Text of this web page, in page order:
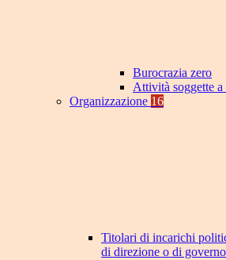
Burocrazia zero
Attività soggette
Organizzazione 16
Titolari di incarichi
di direzione o di governo